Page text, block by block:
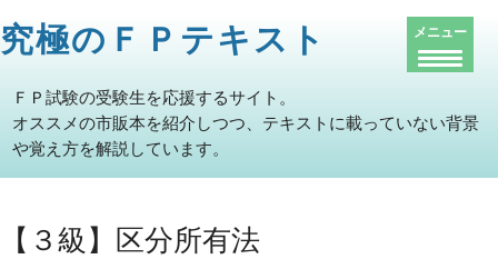
究極のＦＰテキスト
ＦＰ試験の受験生を応援するサイト。
オススメの市販本を紹介しつつ、テキストに載っていない背景
や覚え方を解説しています。
【３級】区分所有法
メニュー